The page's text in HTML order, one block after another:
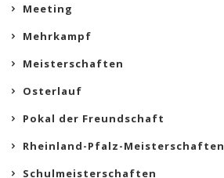
Meeting
Mehrkampf
Meisterschaften
Osterlauf
Pokal der Freundschaft
Rheinland-Pfalz-Meisterschaften
Schulmeisterschaften